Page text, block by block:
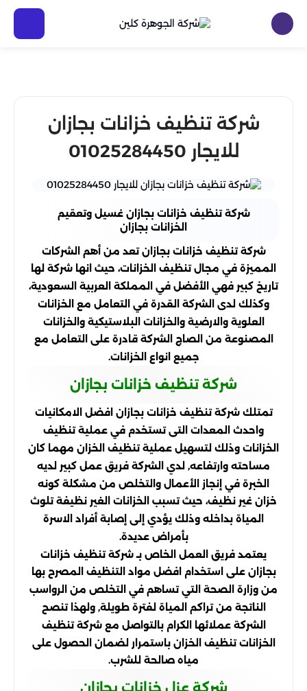
شركة تنظيف خزانات بجازان
للايجار 01025284450
شركة تنظيف خزانات بجازان غسيل وتعقيم
الخزانات بجازان
شركة تنظيف خزانات بجازان تعد من أهم الشركات
المميزة في مجال تنظيف الخزانات، حيث انها شركة لها
تاريخ كبير فهي الأفضل في المملكة العربية السعودية،
وكذلك لدى الشركة القدرة في التعامل مع الخزانات
العلوية والارضية والخزانات البلاستيكية والخزانات
المصنوعة من الصاج الشركة قادرة على التعامل مع
جميع انواع الخزانات.
شركة تنظيف خزانات بجازان
تمتلك شركة تنظيف خزانات بجازان افضل الامكانيات
واحدث المعدات التى تستخدم في عملية تنظيف
الخزانات وذلك لتسهيل عملية تنظيف الخزان مهما كان
مساحته وارتفاعه, لدي الشركة فريق عمل كبير لديه
الخبرة في إنجاز الأعمال والتخلص من مشكلة كونه
خزان غير نظيف، حيث تسبب الخزانات الغير نظيفة تلوث
المياة بداخله وذلك يؤدي إلى إصابة أفراد الاسرة
بأمراض عديدة.
يعتمد فريق العمل الخاص بـ شركة تنظيف خزانات
بجازان على استخدام افضل مواد التنظيف المصرح بها
من وزارة الصحة التي تساهم في التخلص من الرواسب
الناتجة من تراكم المياة لفترة طويلة, ولهذا تنصح
الشركة عملائها الكرام بالتواصل مع شركة تنظيف
الخزانات تنظيف الخزان باستمرار لضمان الحصول على
مياه صالحة للشرب.